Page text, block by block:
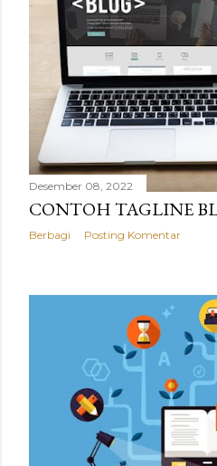
Desember 08, 2022
CONTOH TAGLINE
Berbagi Posting Komentar